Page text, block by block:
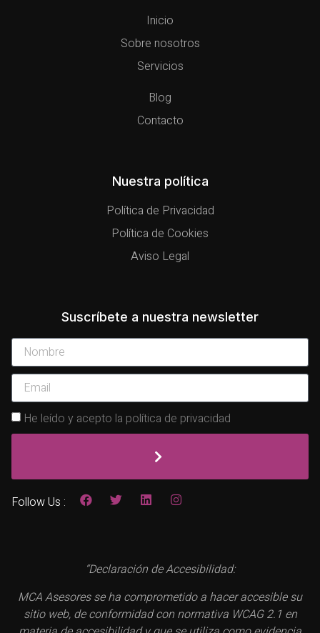
Inicio
Sobre nosotros
Servicios
Blog
Contacto
Nuestra política
Política de Privacidad
Política de Cookies
Aviso Legal
Suscríbete a nuestra newsletter
He leído y acepto la política de privacidad
Follow Us :
“Declaración de Accesibilidad:
MCA Asesores se ha comprometido a hacer accesible su
sitio web, de conformidad con normativa WCAG 2.1 en